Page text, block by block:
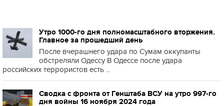
Утро 1000-го дня полномасштабного вторжения.
Главное за прошедший день
После вчерашнего удара по Сумам оккупанты
обстреляли Одессу В Одессе после удара
российских террористов есть ...
Сводка с фронта от Генштаба ВСУ на утро 997-го
дня войны 16 ноября 2024 года